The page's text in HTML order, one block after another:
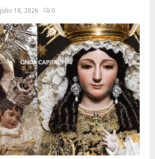
julio 18, 2026 0